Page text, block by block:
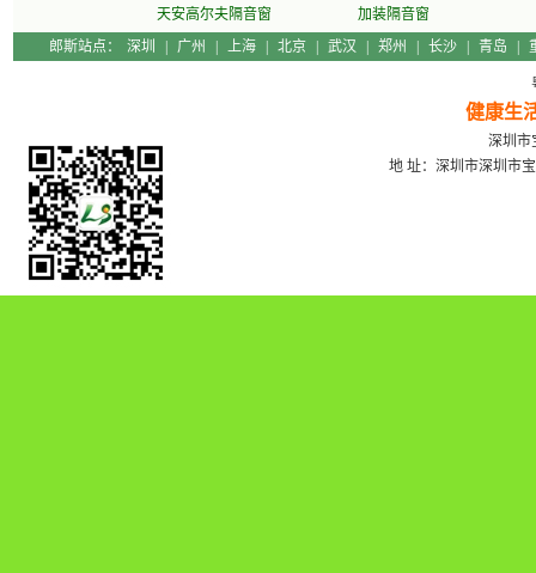
天安高尔夫隔音窗
加装隔音窗
郎斯站点：
深圳 广州 上海 北京 武汉 郑州 长沙 青岛
健康生
深圳市
地 址：深圳市深圳市